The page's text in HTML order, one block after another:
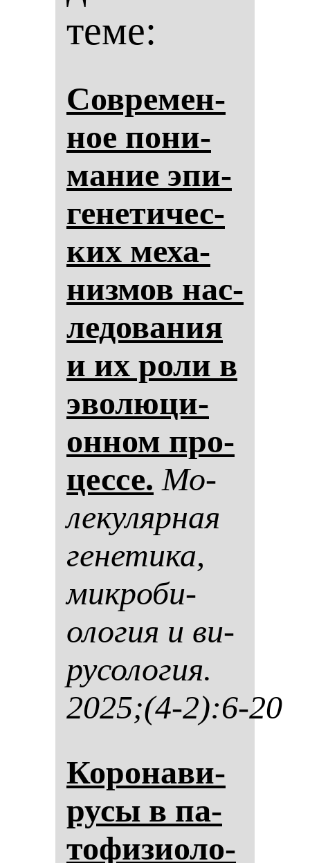
теме:
Сов­ре­мен­
ное по­ни­
ма­ние эпи­
ге­не­ти­чес­
ких ме­ха­
низ­мов нас­
ле­до­ва­ния
и их ро­ли в
эво­лю­ци­
он­ном про­
цес­се. Мо­
ле­ку­ляр­ная
ге­не­ти­ка,
мик­ро­би­
оло­гия и ви­
ру­со­ло­гия.
2025;(4-2):6-20
Ко­ро­на­ви­
ру­сы в па­
то­фи­зи­оло­